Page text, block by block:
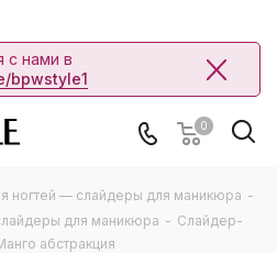
с нами в
bpwstyle1
0
ногтей — слайдеры для маникюра -
для маникюра - Слайдер-
абстракция